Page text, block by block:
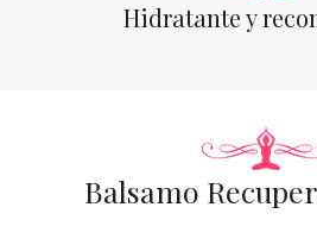
Hidratante y
Balsamo